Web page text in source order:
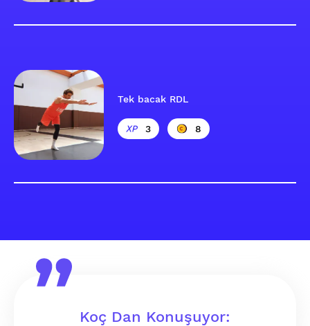
Tek bacak RDL
3 8
Koç Dan Konuşuyor: